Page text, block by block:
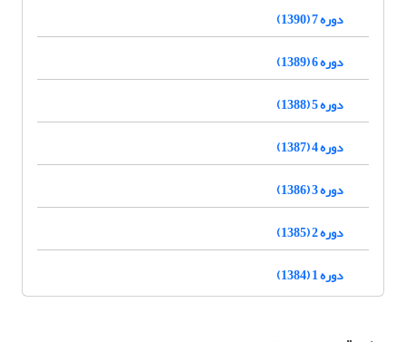
دوره 7 (1390)
دوره 6 (1389)
دوره 5 (1388)
دوره 4 (1387)
دوره 3 (1386)
دوره 2 (1385)
دوره 1 (1384)